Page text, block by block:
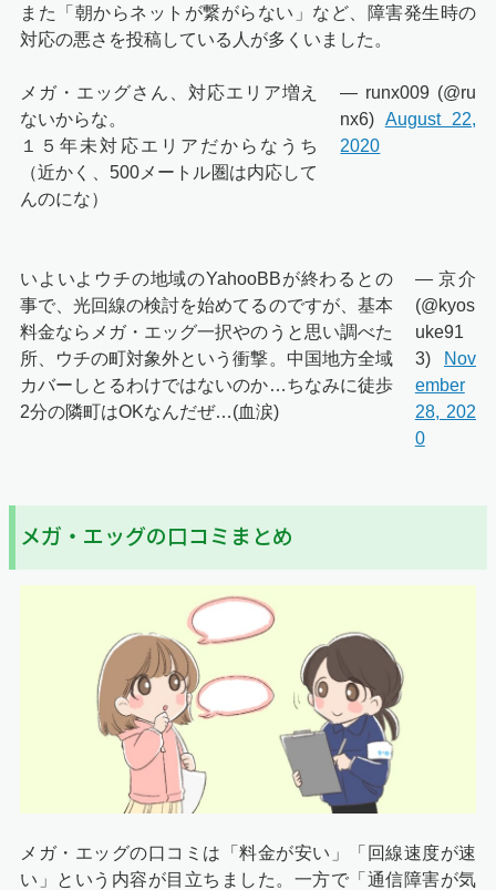
また「朝からネットが繋がらない」など、障害発生時の
対応の悪さを投稿している人が多くいました。
メガ・エッグさん、対応エリア増え
ないからな。
１５年未対応エリアだからなうち
（近かく、500メートル圏は内応して
んのにな）
— runx009 (@ru
nx6) August 22,
2020
いよいよウチの地域のYahooBBが終わるとの
事で、光回線の検討を始めてるのですが、基本
料金ならメガ・エッグ一択やのうと思い調べた
所、ウチの町対象外という衝撃。中国地方全域
カバーしとるわけではないのか…ちなみに徒歩
2分の隣町はOKなんだぜ…(血涙)
— 京介
(@kyos
uke91
3)
Nov
ember
28, 202
0
メガ・エッグの口コミまとめ
メガ・エッグの口コミは「料金が安い」「回線速度が速
い」という内容が目立ちました。一方で「通信障害が気